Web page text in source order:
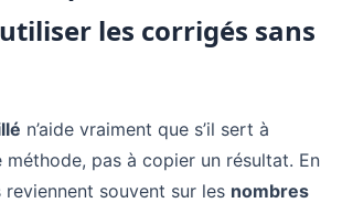
les corrigés sans
n’aide vraiment que s’il sert à
méthode, pas à copier un résultat. En
reviennent souvent sur les nombres